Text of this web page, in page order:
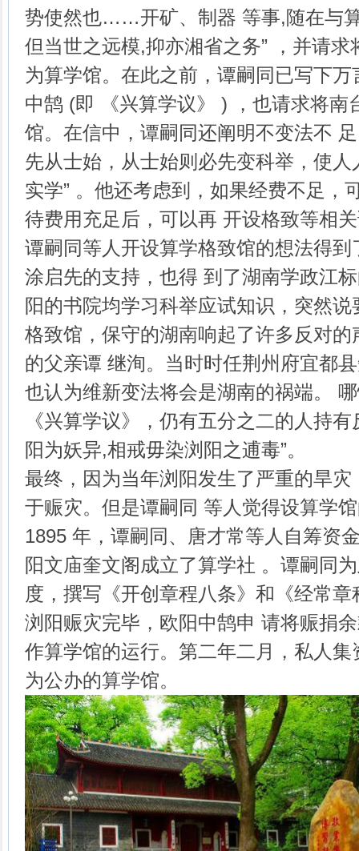
势使然也……开矿、制器 等事,随在与
但当世之远模,抑亦湘省之务” ，并请
为算学馆。在此之前，谭嗣同已写下
中鹄 (即 《兴算学议》 ) ，也请求将南
馆。在信中，谭嗣同还阐明不变法不
先从士始，从士始则必先变科举，使
实学” 。他还考虑到，如果经费不足，
待费用充足后，可以再 开设格致等相
谭嗣同等人开设算学格致馆的想法得
涂启先的支持，也得 到了湖南学政江
阳的书院均学习科举应试知识，突然
格致馆，保守的湖南响起了许多反对
的父亲谭 继洵。当时时任荆州府宜都
也认为维新变法将会是湖南的祸端。
《兴算学议》，仍有五分之二的人持
阳为妖异,相戒毋染浏阳之逋毒”。
最终，因为当年浏阳发生了严重的旱
于赈灾。但是谭嗣同 等人觉得设算学
1895 年，谭嗣同、唐才常等人自筹资
阳文庙奎文阁成立了算学社 。谭嗣同
度，撰写《开创章程八条》和《经常
浏阳赈灾完毕，欧阳中鹄申 请将赈捐
作算学馆的运行。第二年二月，私人
为公办的算学馆。